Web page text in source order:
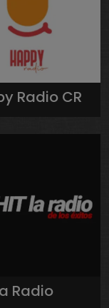
Radio CR
Radio